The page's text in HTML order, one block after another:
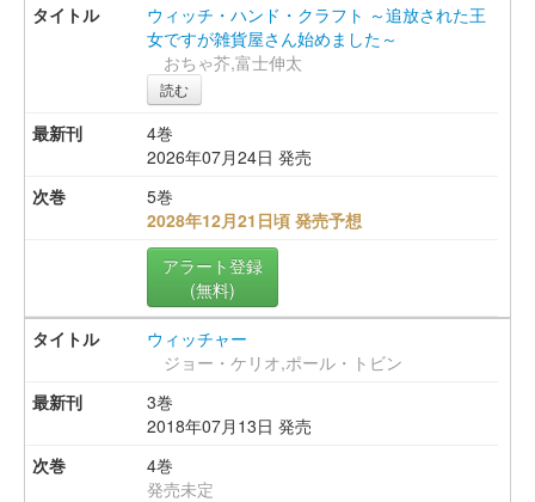
ウィッチ・ハンド・クラフト ～追放された王
女ですが雑貨屋さん始めました～
おちゃ芥,富士伸太
読む
4巻
2026年07月24日 発売
5巻
2028年12月21日頃 発売予想
アラート登録
(無料)
ウィッチャー
ジョー・ケリオ,ポール・トビン
3巻
2018年07月13日 発売
4巻
発売未定